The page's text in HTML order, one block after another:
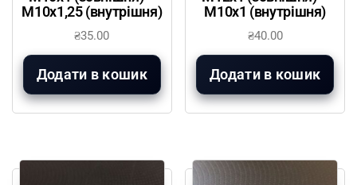
М10х1,25 (внутрішня)
₴35.00
Додати в кошик
М10х1 (внутрішня)
₴40.00
Додати в кошик